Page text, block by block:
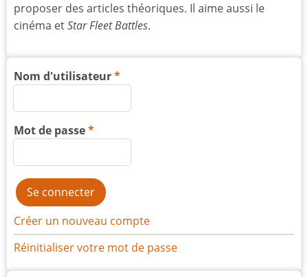
proposer des articles théoriques. Il aime aussi le
cinéma etStar Fleet Battles.
Nom d'utilisateur
Mot de passe
Créer un nouveau compte
Réinitialiser votre mot de passe